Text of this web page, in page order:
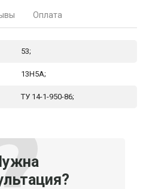
Оплата
53;
13Н5А;
ТУ 14-1-950-86;